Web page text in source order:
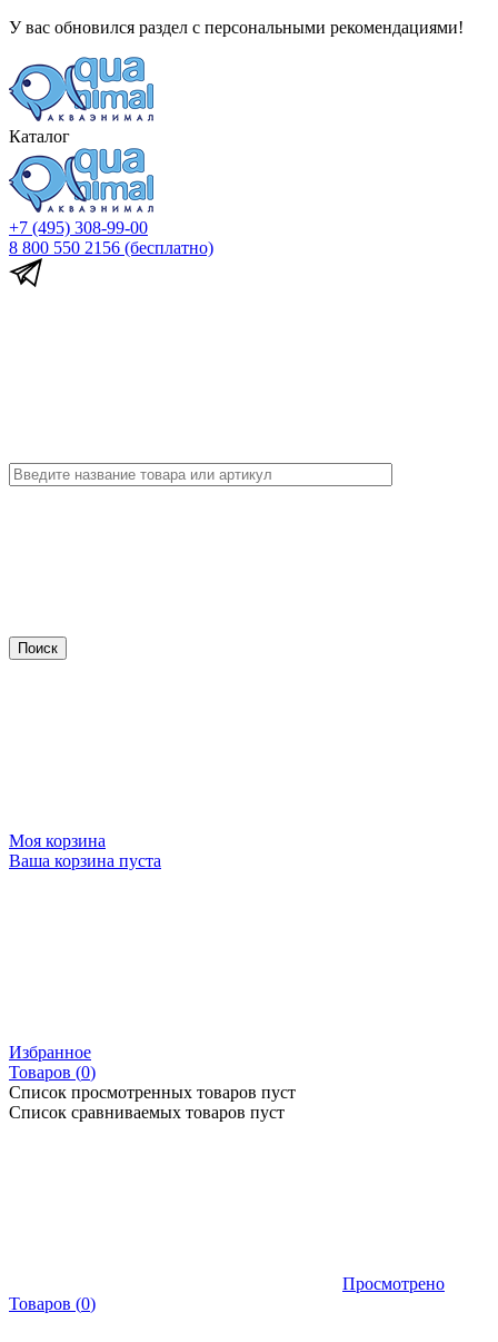
У вас обновился раздел с персональными рекомендациями!
Каталог
+7 (495) 308-99-00
8 800 550 2156 (бесплатно)
Моя корзина
Ваша корзина пуста
Избранное
Товаров (0)
Список просмотренных товаров пуст
Список сравниваемых товаров пуст
Просмотрено
Товаров (0)